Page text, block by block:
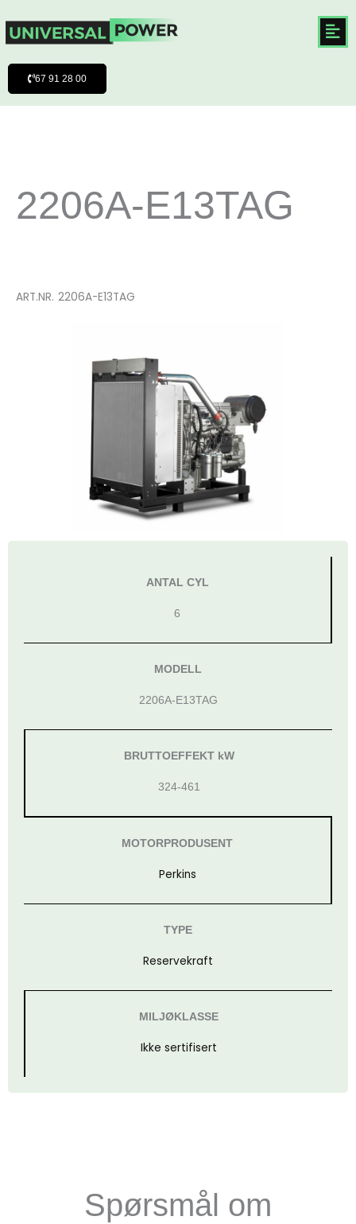
till
innehåll
67 91 28 00
2206A-E13TAG
ART.NR. 2206A-E13TAG
ANTAL CYL
6
MODELL
2206A-E13TAG
BRUTTOEFFEKT kW
324-461
MOTORPRODUSENT
Perkins
TYPE
Reservekraft
MILJØKLASSE
Ikke sertifisert
Spørsmål om